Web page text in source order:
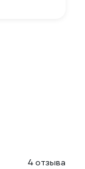
4 отзыва